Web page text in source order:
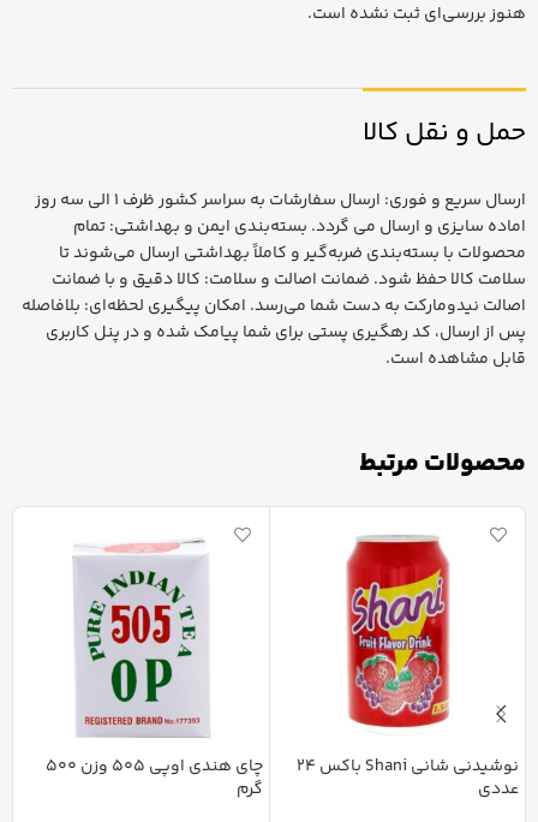
هنوز بررسی‌ای ثبت نشده است.
حمل و نقل کالا
ارسال سریع و فوری: ارسال سفارشات به سراسر کشور ظرف 1 الی سه روز
اماده سایزی و ارسال می گردد. بسته‌بندی ایمن و بهداشتی: تمام
محصولات با بسته‌بندی ضربه‌گیر و کاملاً بهداشتی ارسال می‌شوند تا
سلامت کالا حفظ شود. ضمانت اصالت و سلامت: کالا دقیق و با ضمانت
اصالت نیدومارکت به دست شما می‌رسد. امکان پیگیری لحظه‌ای: بلافاصله
پس از ارسال، کد رهگیری پستی برای شما پیامک شده و در پنل کاربری
قابل مشاهده است.
محصولات مرتبط
نوشیدنی شانی Shani باکس 24
عددی
چای هندی اوپی 505 وزن 500
گرم